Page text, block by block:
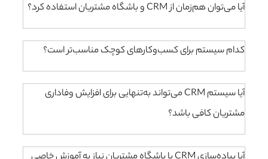
آیا می‌توان هم‌زمان از CRM و باشگاه مشتریان استفاده کرد؟
کدام سیستم برای کسب‌وکارهای کوچک مناسب‌تر است؟
آیا سیستم CRM می‌تواند به‌تنهایی برای افزایش وفاداری
مشتریان کافی باشد؟